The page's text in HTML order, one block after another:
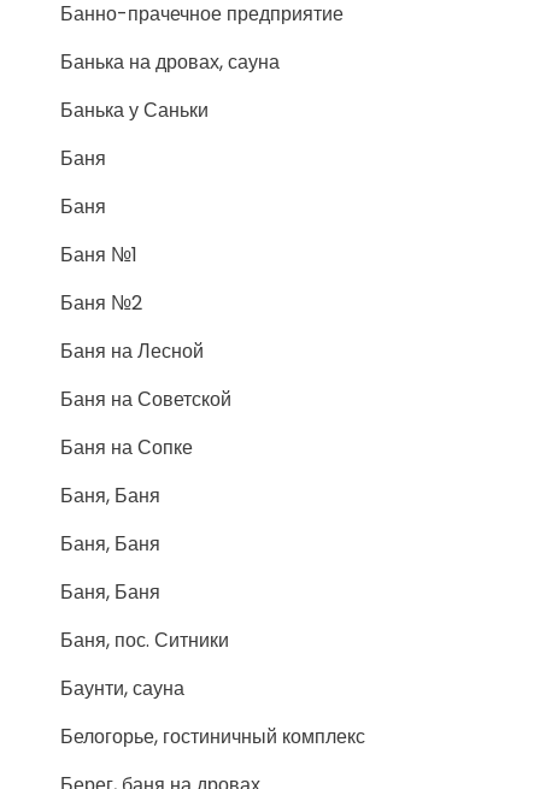
Банно-прачечное предприятие
Банька на дровах, сауна
Банька у Саньки
Баня
Баня
Баня №1
Баня №2
Баня на Лесной
Баня на Советской
Баня на Сопке
Баня, Баня
Баня, Баня
Баня, Баня
Баня, пос. Ситники
Баунти, сауна
Белогорье, гостиничный комплекс